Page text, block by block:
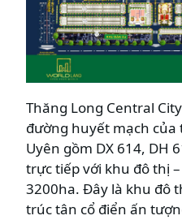
Thăng Long Central
đường huyết mạch
Uyên gồm DX 614, DH
trực tiếp với khu đô thị
3200ha. Đây là khu đô
trúc tân cổ điển ấn